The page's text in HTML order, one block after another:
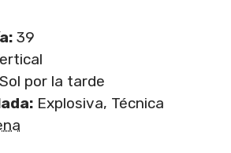
39
Sol por la tarde
Explosiva, Técnica